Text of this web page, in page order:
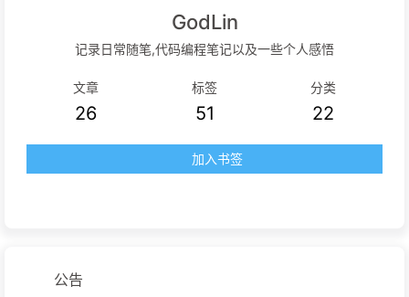
GodLin
记录日常随笔,代码编程笔记以及一些个人感悟
文章
26
标签
51
分类
22
加入书签
公告